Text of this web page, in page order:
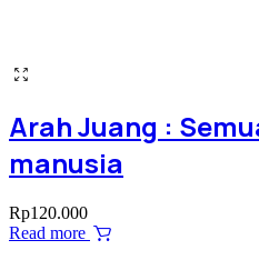
Arah Juang :
manusia
Rp120.000
Read more